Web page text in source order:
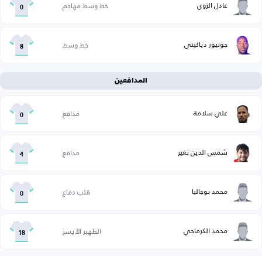
عادل الزوي خط وسط مهاجم 0
جونيور دياكيتي خط وسط 8
المدافعين
علي سلامة مدافع 0
شمس الدين نغير مدافع 4
محمد بوجاليا قلب دفاع 0
محمد الكرماجي الظهير الأيسر 18